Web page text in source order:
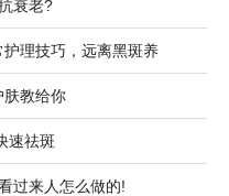
衰老?
理技巧，远离黑斑养
肤教给你
速祛斑
过来人怎么做的!